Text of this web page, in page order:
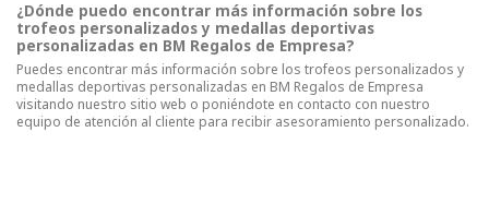
¿Dónde puedo encontrar más información sobre los
trofeos personalizados y medallas deportivas
personalizadas en BM Regalos de Empresa?
Puedes encontrar más información sobre los trofeos personalizados y
medallas deportivas personalizadas en BM Regalos de Empresa
visitando nuestro sitio web o poniéndote en contacto con nuestro
equipo de atención al cliente para recibir asesoramiento personalizado.